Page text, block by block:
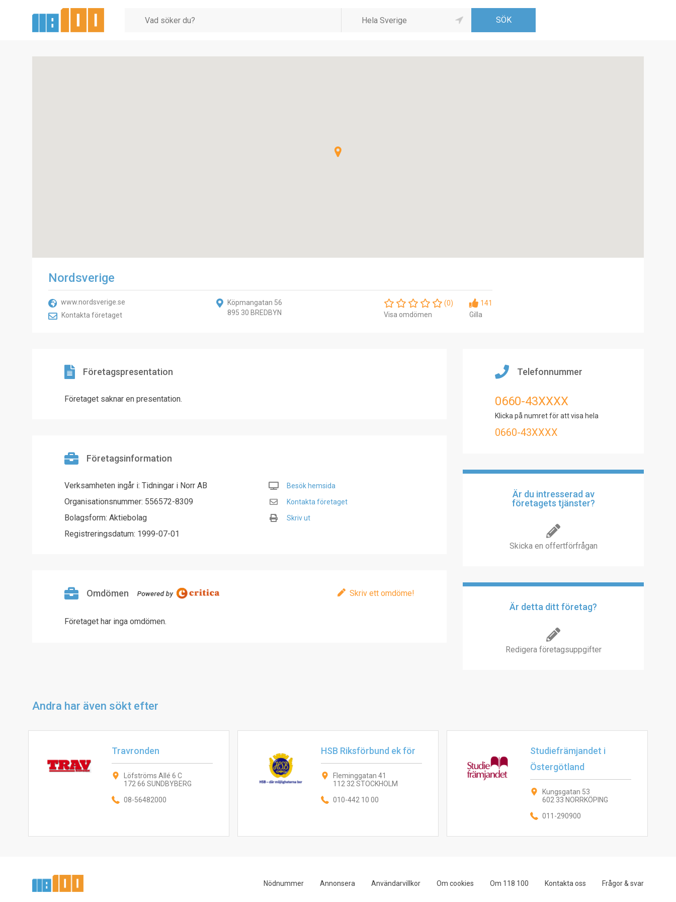
Nordsverige
www.nordsverige.se
Kontakta företaget
Köpmangatan 56
895 30 BREDBYN
(0)
Visa omdömen
141
Gilla
Företagspresentation
Företaget saknar en presentation.
Företagsinformation
Verksamheten ingår i: Tidningar i Norr AB
Organisationsnummer: 556572-8309
Bolagsform: Aktiebolag
Registreringsdatum: 1999-07-01
Besök hemsida
Kontakta företaget
Skriv ut
Omdömen Skriv ett omdöme!
Företaget har inga omdömen.
Telefonnummer
0660-43XXXX
Klicka på numret för att visa hela
0660-43XXXX
Är du intresserad av
företagets tjänster?
Skicka en offertförfrågan
Är detta ditt företag?
Redigera företagsuppgifter
Andra har även sökt efter
Travronden
Löfströms Allé 6 C
172 66 SUNDBYBERG
08-56482000
HSB Riksförbund ek för
Fleminggatan 41
112 32 STOCKHOLM
010-442 10 00
Studiefrämjandet i
Östergötland
Kungsgatan 53
602 33 NORRKÖPING
011-290900
Nödnummer Annonsera Användarvillkor Om cookies Om 118 100 Kontakta oss Frågor & svar